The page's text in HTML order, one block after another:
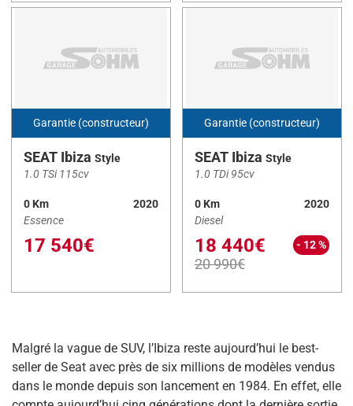
SANDERO (1)
SERIE 2 COUPE
SERIE 5 TOURING
SYMBIOZ (3)
T-ROC (11)
Tiguan
TUCSON
X2 (1)
Kilométrage
Garantie (constructeur)
SEAT Ibiza Style
1.0 TSi 115cv
0 Km
2020
Essence
17 540€
Garantie (constructeur)
SEAT Ibiza Style
1.0 TDi 95cv
0 Km
2020
Diesel
18 440€
20 990€
- 12 %
Malgré la vague de SUV, l’Ibiza reste aujourd’hui le best-
seller de Seat avec près de six millions de modèles vendus
dans le monde depuis son lancement en 1984. En effet, elle